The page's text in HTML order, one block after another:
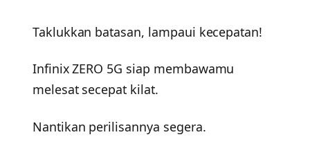
Taklukkan batasan, lampaui kecepatan!
Infinix ZERO 5G siap membawamu
melesat secepat kilat.
Nantikan perilisannya segera.